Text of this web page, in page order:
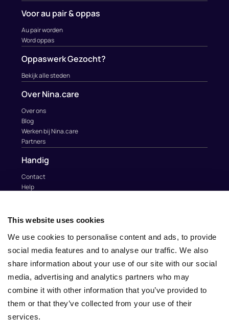
This website uses cookies
We use cookies to personalise content and ads, to provide
social media features and to analyse our traffic. We also
share information about your use of our site with our social
media, advertising and analytics partners who may
combine it with other information that you’ve provided to
them or that they’ve collected from your use of their
services.
Voor au pair & oppas
Au pair worden
Word oppas
Oppaswerk Gezocht?
Bekijk alle steden
Over Nina.care
Over ons
Blog
Werken bij Nina.care
Partners
Handig
Contact
Help
info@nina.care